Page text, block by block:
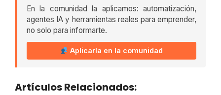
En la comunidad la aplicamos: automatización,
agentes IA y herramientas reales para emprender,
no solo para informarte.
Aplicarla en la comunidad
Artículos Relacionados: